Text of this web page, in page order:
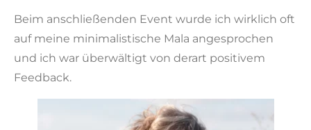
Beim anschließenden Event wurde ich wirklich oft
auf meine minimalistische Mala angesprochen
und ich war überwältigt von derart positivem
Feedback.